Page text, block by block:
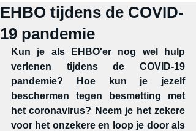
EHBO tijdens de COVID-
19 pandemie
Kun je als EHBO'er nog wel hulp
verlenen tijdens de COVID-19
pandemie? Hoe kun je jezelf
beschermen tegen besmetting met
het coronavirus? Neem je het zekere
voor het onzekere en loop je door als